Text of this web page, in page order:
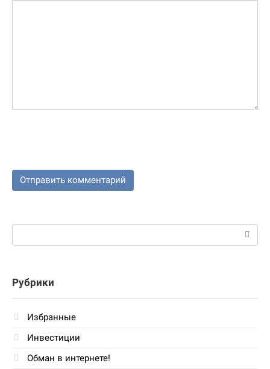
Поиск:
Рубрики
Избранные
Инвестиции
Обман в интернете!